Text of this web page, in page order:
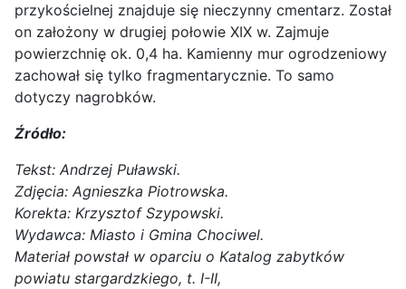
przykościelnej znajduje się nieczynny cmentarz. Został
on założony w drugiej połowie XIX w. Zajmuje
powierzchnię ok. 0,4 ha. Kamienny mur ogrodzeniowy
zachował się tylko fragmentarycznie. To samo
dotyczy nagrobków.
Źródło:
Tekst: Andrzej Puławski.
Zdjęcia: Agnieszka Piotrowska.
Korekta: Krzysztof Szypowski.
Wydawca: Miasto i Gmina Chociwel.
Materiał powstał w oparciu o Katalog zabytków
powiatu stargardzkiego, t. I-II,